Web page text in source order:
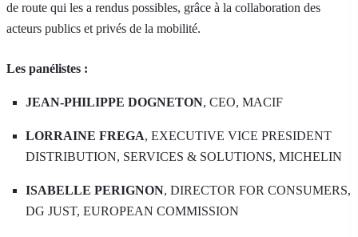
de route qui les a rendus possibles, grâce à la collaboration des
acteurs publics et privés de la mobilité.
Les panélistes :
JEAN-PHILIPPE DOGNETON, CEO, MACIF
LORRAINE FREGA, EXECUTIVE VICE PRESIDENT
DISTRIBUTION, SERVICES & SOLUTIONS, MICHELIN
ISABELLE PERIGNON, DIRECTOR FOR CONSUMERS,
DG JUST, EUROPEAN COMMISSION